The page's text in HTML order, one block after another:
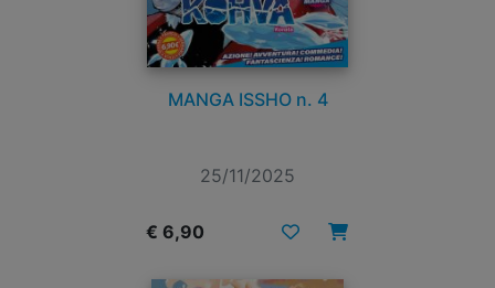
MANGA ISSHO n. 4
25/11/2025
€ 6,90